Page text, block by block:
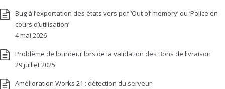
Bug à l’exportation des états vers pdf ‘Out of memory’ ou ‘Police en
cours d’utilisation’
4 mai 2026
Problème de lourdeur lors de la validation des Bons de livraison
29 juillet 2025
Amélioration Works 21 : détection du serveur